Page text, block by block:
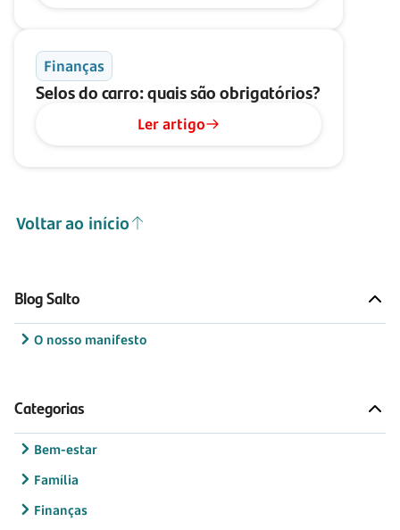
Finanças
Selos do carro: quais são obrigatórios?
Ler artigo
Voltar ao início
Blog Salto
O nosso manifesto
Categorias
Bem-estar
Família
Finanças